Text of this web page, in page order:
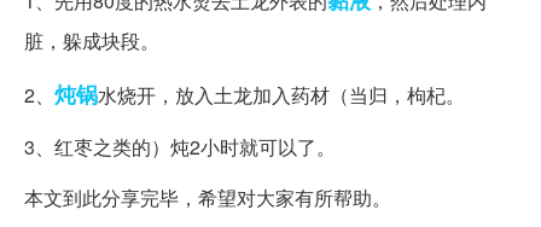
脏，躲成块段。
2、 炖锅水烧开，放入土龙加入药材（当归，枸杞。
3、红枣之类的）炖2小时就可以了。
本文到此分享完毕，希望对大家有所帮助。